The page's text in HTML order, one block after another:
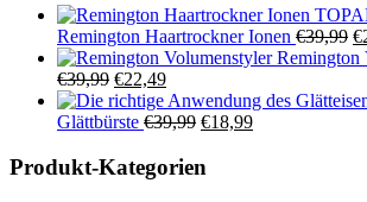
Remington Haartrockner Ionen €39,99 €
Remington
€39,99 Ursprünglicher
Preis
war:
€22,49Aktueller
Preis
ist:
Glättbürste €39,99 Ursprünglicher
war:
€18,99Aktueller
Produkt-Kategorien